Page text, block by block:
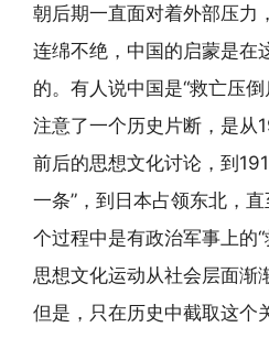
朝后期一直面对着外部压力
连绵不绝，中国的启蒙是在
的。有人说中国是“救亡压
注意了一个历史片断，是从
前后的思想文化讨论，到
一条”，到日本占领东北，
个过程中是有政治军事上的
思想文化运动从社会层面渐
但是，只在历史中截取这个